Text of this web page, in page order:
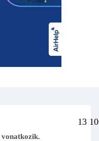
13
vonatkozik.